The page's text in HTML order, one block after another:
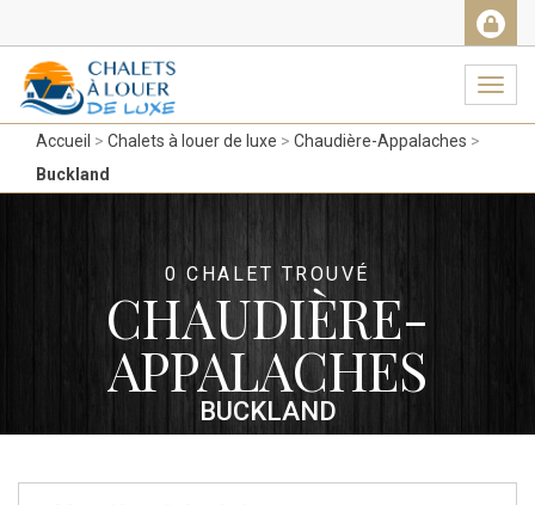
Accueil Chalets à louer de luxe
Chaudière-Appalaches
Buckland
0 CHALET TROUVÉ
CHAUDIÈRE-
APPALACHES
BUCKLAND